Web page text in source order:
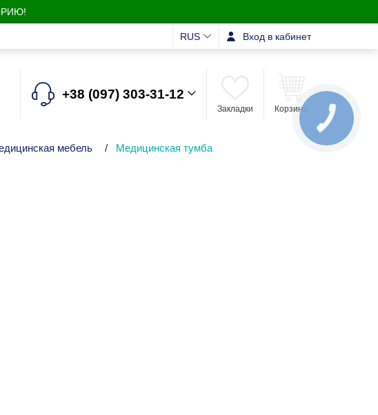
RUS Вход в кабинет
+38 (097) 303-31-12
Закладки Корзина
мебель / Медицинская тумба
КНОПКА
ЗВ'ЯЗКУ